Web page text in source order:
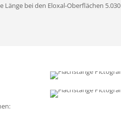
bei den Eloxal-Oberflächen 5.030